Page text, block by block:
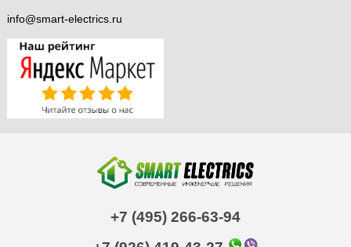
info@smart-electrics.ru
+7 (495) 266-63-94